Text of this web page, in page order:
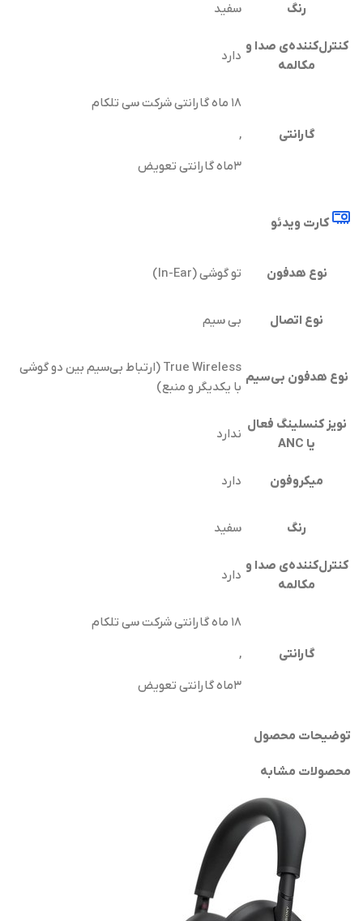
رنگ سفید
کنترل‌کننده‌ی صدا و
مکالمه
دارد
گارانتی
۱۸ ماه گارانتی شرکت سی تلکام
,
۳ماه گارانتی تعویض
کارت ویدئو
نوع هدفون تو گوشی (In-Ear)
نوع اتصال بی سیم
نوع هدفون بی‌سیم
True Wireless (ارتباط بی‌سیم بین دو گوشی
با یکدیگر و منبع)
نویز کنسلینگ فعال
یا ANC
ندارد
میکروفون دارد
رنگ سفید
کنترل‌کننده‌ی صدا و
مکالمه
دارد
گارانتی
۱۸ ماه گارانتی شرکت سی تلکام
,
۳ماه گارانتی تعویض
توضیحات محصول
محصولات مشابه